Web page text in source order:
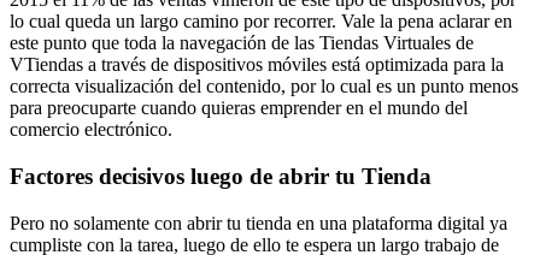
lo cual queda un largo camino por recorrer. Vale la pena aclarar en
este punto que toda la navegación de las Tiendas Virtuales de
VTiendas a través de dispositivos móviles está optimizada para la
correcta visualización del contenido, por lo cual es un punto menos
para preocuparte cuando quieras emprender en el mundo del
comercio electrónico.
Factores decisivos luego de abrir tu Tienda
Pero no solamente con abrir tu tienda en una plataforma digital ya
cumpliste con la tarea, luego de ello te espera un largo trabajo de